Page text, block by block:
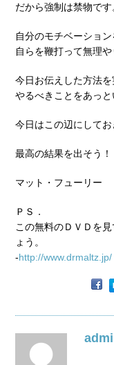
だから強制は禁物です
自分のモチベーショ
自らを鞭打って無理
今日お伝えした方法を
やるべきことをあっと
今日はこの辺にしてお
最高の結果を出そう！
マット・フューリー
ＰＳ．
この無料のＤＶＤを
ょう。
-http://www.drmaltz.jp/